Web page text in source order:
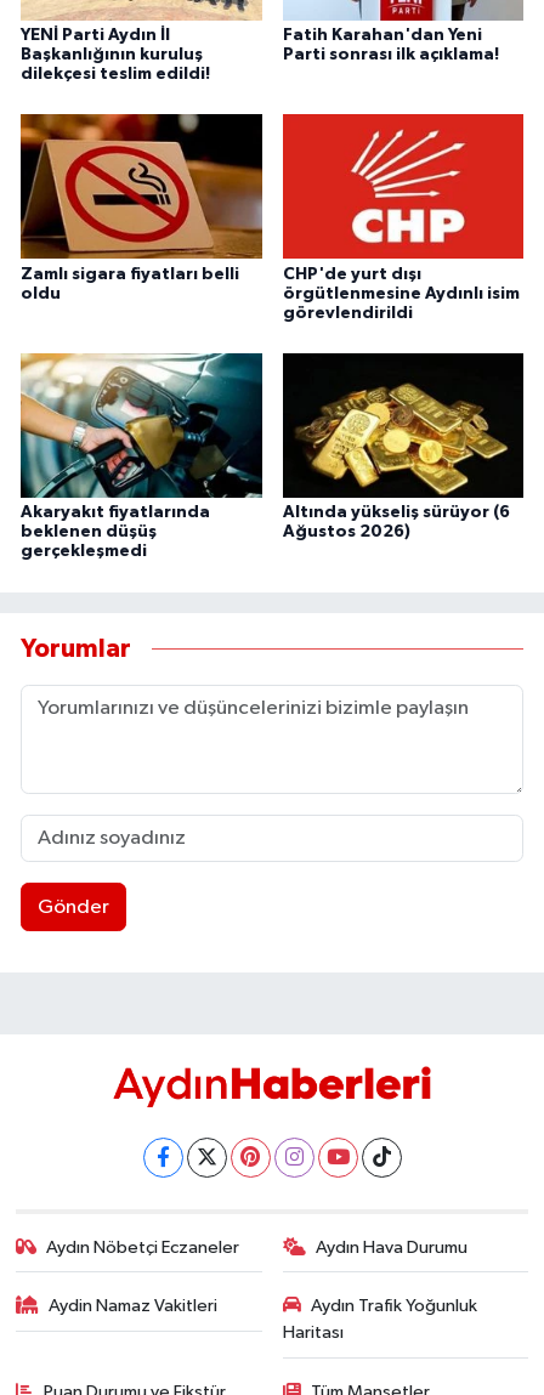
YENİ Parti Aydın İl
Başkanlığının kuruluş
dilekçesi teslim edildi!
Fatih Karahan'dan Yeni
Parti sonrası ilk açıklama!
Zamlı sigara fiyatları belli
oldu
CHP'de yurt dışı
örgütlenmesine Aydınlı isim
görevlendirildi
Akaryakıt fiyatlarında
beklenen düşüş
gerçekleşmedi
Altında yükseliş sürüyor (6
Ağustos 2026)
Yorumlar
Gönder
Aydın Nöbetçi Eczaneler Aydın Hava Durumu
Aydin Namaz Vakitleri
Aydın Trafik Yoğunluk
Haritası
Puan Durumu ve Fikstür Tüm Manşetler